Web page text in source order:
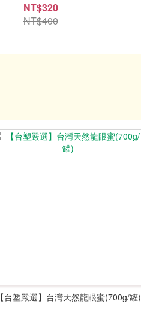
NT$320
NT$400
【台塑嚴選】台灣天然龍眼蜜(700g/罐)